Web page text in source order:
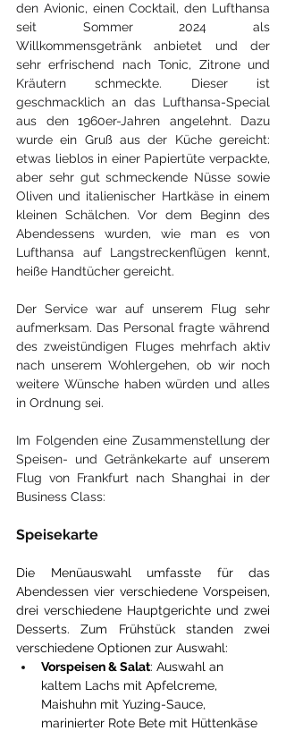
den Avionic, einen Cocktail, den Lufthansa
seit Sommer 2024 als
Willkommensgetränk anbietet und der
sehr erfrischend nach Tonic, Zitrone und
Kräutern schmeckte. Dieser ist
geschmacklich an das Lufthansa-Special
aus den 1960er-Jahren angelehnt. Dazu
wurde ein Gruß aus der Küche gereicht:
etwas lieblos in einer Papiertüte verpackte,
aber sehr gut schmeckende Nüsse sowie
Oliven und italienischer Hartkäse in einem
kleinen Schälchen. Vor dem Beginn des
Abendessens wurden, wie man es von
Lufthansa auf Langstreckenflügen kennt,
heiße Handtücher gereicht.
Der Service war auf unserem Flug sehr
aufmerksam. Das Personal fragte während
des zweistündigen Fluges mehrfach aktiv
nach unserem Wohlergehen, ob wir noch
weitere Wünsche haben würden und alles
in Ordnung sei.
Im Folgenden eine Zusammenstellung der
Speisen- und Getränkekarte auf unserem
Flug von Frankfurt nach Shanghai in der
Business Class:
Speisekarte
Die Menüauswahl umfasste für das
Abendessen vier verschiedene Vorspeisen,
drei verschiedene Hauptgerichte und zwei
Desserts. Zum Frühstück standen zwei
verschiedene Optionen zur Auswahl:
Vorspeisen & Salat: Auswahl an
kaltem Lachs mit Apfelcreme,
Maishuhn mit Yuzing-Sauce,
marinierter Rote Bete mit Hüttenkäse